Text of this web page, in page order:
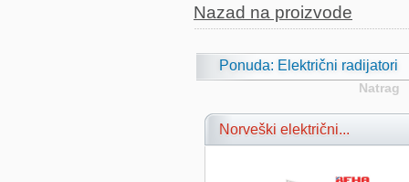
Nazad na proizvode
Ponuda: Električni radijatori
Natrag
Norveški električni...